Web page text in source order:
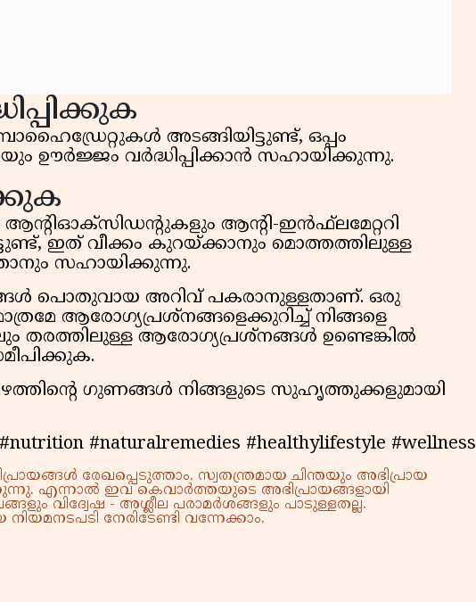
അടങ്ങിയിട്ടുണ്ട്, ഒപ്പം
ഊര്‍ജ്ജം വര്‍ദ്ധിപ്പിക്കാന്‍ സഹായിക്കുന്നു.
ആന്റിഓക്സിഡന്റുകളും ആന്റി-ഇന്‍ഫ്‌ലമേറ്ററി
ഇത് വീക്കം കുറയ്ക്കാനും മൊത്തത്തിലുള്ള
സഹായിക്കുന്നു.
പൊതുവായ അറിവ് പകരാനുള്ളതാണ്. ഒരു
ആരോഗ്യപ്രശ്‌നങ്ങളെക്കുറിച്ച് നിങ്ങളെ
തരത്തിലുള്ള ആരോഗ്യപ്രശ്‌നങ്ങൾ ഉണ്ടെങ്കിൽ
ഗുണങ്ങൾ നിങ്ങളുടെ സുഹൃത്തുക്കളുമായി
#naturalremedies #healthylifestyle #wellness
രേഖപ്പെടുത്താം. സ്വതന്ത്രമായ ചിന്തയും അഭിപ്രായ
എന്നാൽ ഇവ കെവാർത്തയുടെ അഭിപ്രായങ്ങളായി
വിദ്വേഷ - അശ്ലീല പരാമർശങ്ങളും പാടുള്ളതല്ല.
നേരിടേണ്ടി വന്നേക്കാം.